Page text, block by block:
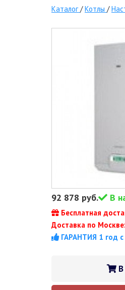
Каталог /Котлы /
92 878 руб. В
Бесплатная
Доставка по
ГАРАНТИЯ 1 год с
В